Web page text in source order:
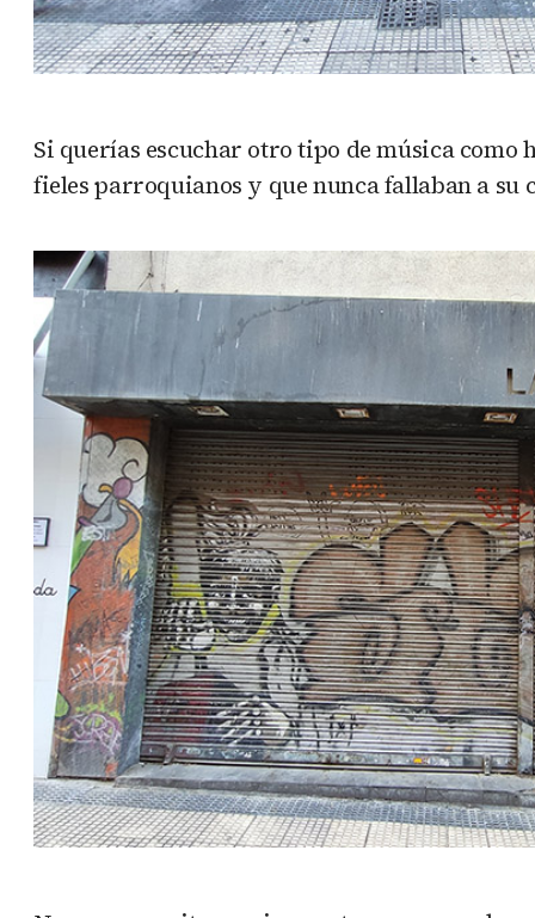
Si querías escuchar otro tipo de música
fieles parroquianos y que nunca fallaban a su